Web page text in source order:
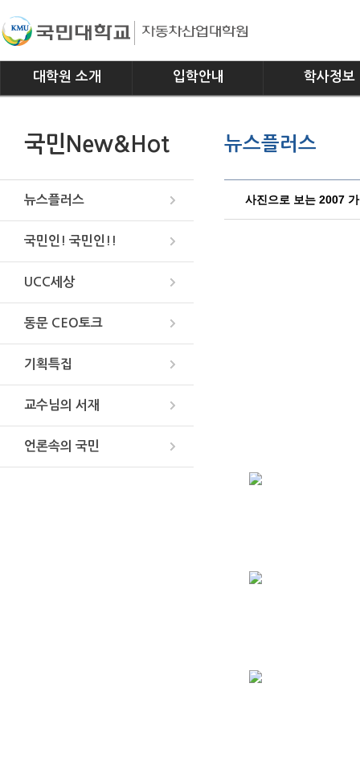
대학원 소개
연혁
입학안내 학사정보
교과과정
국민New&Hot
뉴스플러스
국민인! 국민인!!
UCC세상
동문 CEO토크
기획특집
교수님의 서재
언론속의 국민
뉴스플러스
사진으로 보는 2007